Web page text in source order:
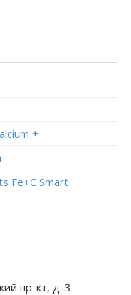
+
Fe+C Smart
пр-кт, д. 3